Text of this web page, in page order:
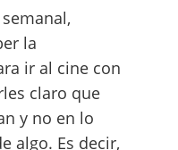
la
ir al cine con
claro que
y no en lo
algo. Es decir,